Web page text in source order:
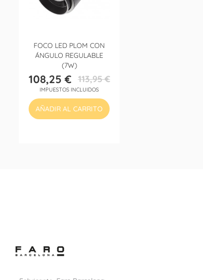
FOCO LED PLOM CON
ÁNGULO REGULABLE
(7W)
Precio
108,25 €Precio
base
113,95 €
IMPUESTOS INCLUIDOS
AÑADIR AL CARRITO